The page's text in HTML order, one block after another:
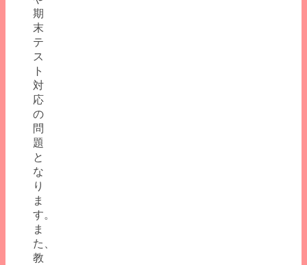
期
末
テ
ス
ト
対
応
の
問
題
と
な
り
ま
す。
ま
た、
教